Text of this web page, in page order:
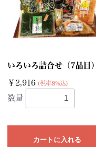
いろいろ詰合せ（7品目）
￥2,916 (税率8%込)
数量
カートに入れる